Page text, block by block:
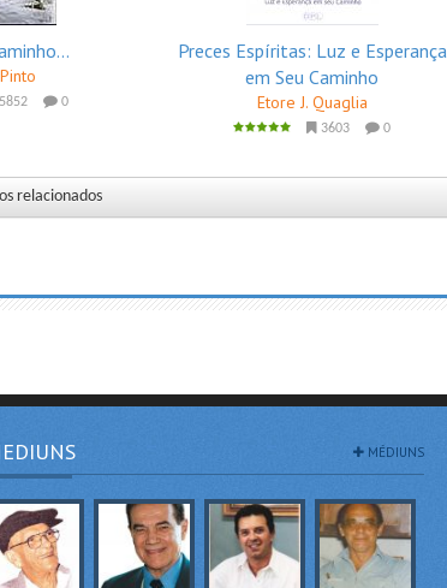
5852 0
Preces Espíritas: Luz e Esperança
em Seu Caminho
Etore J. Quaglia
3603 0
relacionados
MÉDIUNS